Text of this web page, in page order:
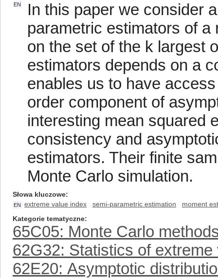
EN
In this paper we consider
parametric estimators of
on the set of the k largest
estimators depends on a
enables us to have
order component of
interesting mean squared
consistency and
estimators. Their finite
Monte Carlo simulation.
Słowa kluczowe
EN extreme value index semi-parametric estimation
moment
Kategorie tematyczne
65C05: Monte Carlo
62G32: Statistics of
62E20: Asymptotic